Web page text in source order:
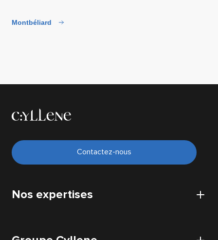
Montbéliard
Contactez-nous
Nos expertises